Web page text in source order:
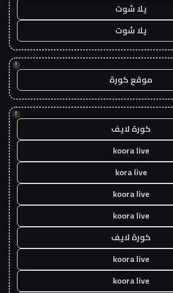
يلا شوت
يلا شوت
!
موقع كورة
!
كورة لايف
koora live
kora live
koora live
koora live
كورة لايف
koora live
koora live